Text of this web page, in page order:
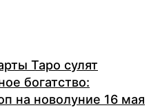
Таро сулят
богатство:
на новолуние 16 мая